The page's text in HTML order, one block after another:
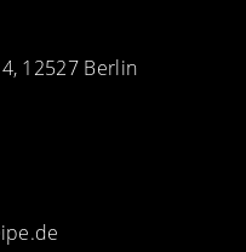
12527 Berlin